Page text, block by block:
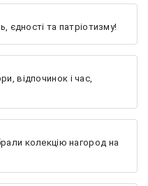
єдності та патріотизму!
відпочинок і час,
колекцію нагород на